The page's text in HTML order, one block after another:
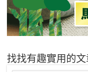
找找有趣實用的文